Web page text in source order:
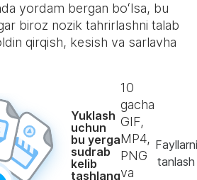
yordam bergan boʻlsa, bu
biroz nozik tahrirlashni talab
qirqish, kesish va sarlavha
Yuklash
uchun
bu yerga
sudrab
kelib
tashlang
10
gacha
GIF,
MP4,
PNG
va
Fayllarni
tanlash